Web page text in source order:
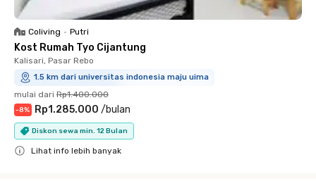
Coliving • Putri
Kost Rumah Tyo Cijantung
Kalisari, Pasar Rebo
1.5 km dari universitas indonesia maju uima
mulai dari Rp1.400.000
-8% Rp1.285.000 /bulan
Diskon sewa min. 12 Bulan
Lihat info lebih banyak